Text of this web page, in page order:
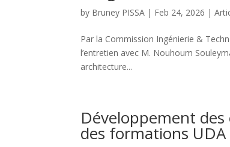
by Bruney PISSA | Feb 24, 2026 |
Par la Commission Ingénierie &
l’entretien avec M. Nouhoum
architecture...
Développement
des formations UDA